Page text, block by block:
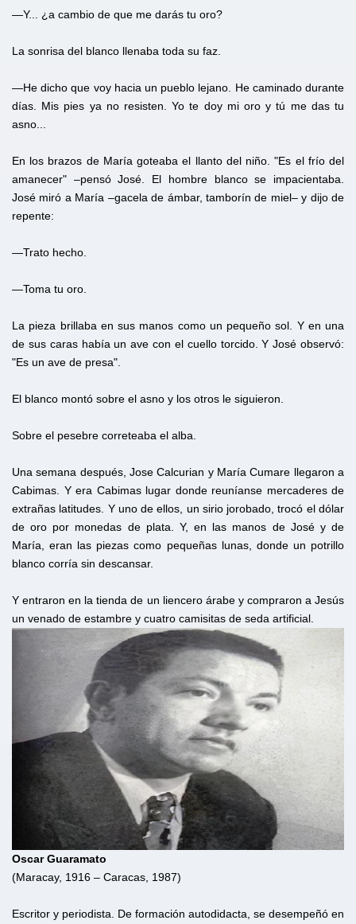
—Y... ¿a cambio de que me darás tu oro?
La sonrisa del blanco llenaba toda su faz.
—He dicho que voy hacia un pueblo lejano. He caminado durante
días. Mis pies ya no resisten. Yo te doy mi oro y tú me das tu
asno...
En los brazos de María goteaba el llanto del niño. "Es el frío del
amanecer" –pensó José. El hombre blanco se impacientaba.
José miró a María –gacela de ámbar, tamborín de miel– y dijo de
repente:
—Trato hecho.
—Toma tu oro.
La pieza brillaba en sus manos como un pequeño sol. Y en una
de sus caras había un ave con el cuello torcido. Y José observó:
"Es un ave de presa".
El blanco montó sobre el asno y los otros le siguieron.
Sobre el pesebre correteaba el alba.
Una semana después, Jose Calcurian y María Cumare llegaron a
Cabimas. Y era Cabimas lugar donde reuníanse mercaderes de
extrañas latitudes. Y uno de ellos, un sirio jorobado, trocó el dólar
de oro por monedas de plata. Y, en las manos de José y de
María, eran las piezas como pequeñas lunas, donde un potrillo
blanco corría sin descansar.
Y entraron en la tienda de un liencero árabe y compraron a Jesús
un venado de estambre y cuatro camisitas de seda artificial.
Oscar Guaramato
(Maracay, 1916 – Caracas, 1987)
Escritor y periodista. De formación autodidacta, se desempeñó en